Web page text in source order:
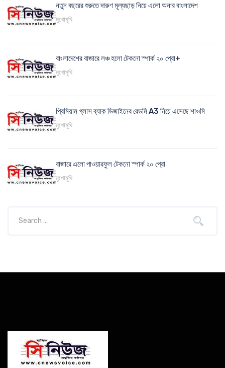
নতুন বছরের শুরুতে দারুণ মূল্যছাড় নিয়ে এলো অনার বাংলাদেশ
মুখোমুখি
বাংলাদেশের বাজারে লঞ্চ হলো টেকনো স্পার্ক ২০ প্রো+
মুখোমুখি
প্রিমিয়াম গ্লাস ব্যাক ডিজাইনের রেডমি A3 নিয়ে এসেছে শাওমি
মুখোমুখি
বাজারে এলো পাওয়ারফুল টেকনো স্পার্ক ২০ প্রো
মুখোমুখি